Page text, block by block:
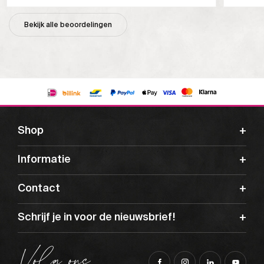
Bekijk alle beoordelingen
Shop
Informatie
Contact
Schrijf je in voor de nieuwsbrief!